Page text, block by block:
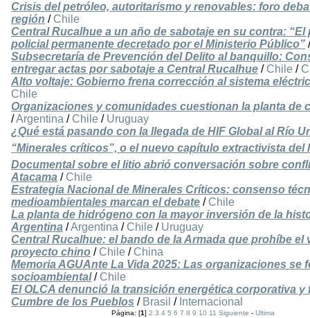
Crisis del petróleo, autoritarismo y renovables: foro
región / Chile
Central Rucalhue a un año de sabotaje en su contra:
policial permanente decretado por el Ministerio Público”
Subsecretaría de Prevención del Delito al banquillo:
entregar actas por sabotaje a Central Rucalhue / Chile /
Alto voltaje: Gobierno frena corrección al sistema
Chile
Organizaciones y comunidades cuestionan la planta de
/Argentina / Chile / Uruguay
¿Qué está pasando con la llegada de HIF Global al Río
“Minerales críticos”, o el nuevo capítulo extractivista del
Documental sobre el litio abrió conversación sobre
Atacama / Chile
Estrategia Nacional de Minerales Críticos: consenso
medioambientales marcan el debate / Chile
La planta de hidrógeno con la mayor inversión de la
Argentina /Argentina / Chile / Uruguay
Central Rucalhue: el bando de la Armada que prohíbe
proyecto chino / Chile / China
Memoria AGUAnte La Vida 2025: Las organizaciones se
socioambiental/ Chile
El OLCA denunció la transición energética corporativa
Cumbre de los Pueblos / Brasil / Internacional
Página: [1]2 3 4 5 6 7 8 9 10 11 Siguiente -Ultima